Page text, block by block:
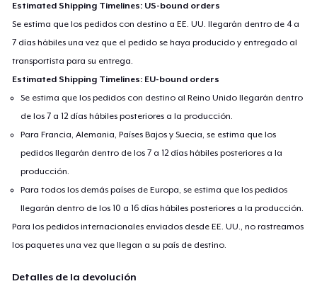
Estimated Shipping Timelines: US-bound orders
Se estima que los pedidos con destino a EE. UU. llegarán dentro de 4 a
7 días hábiles una vez que el pedido se haya producido y entregado al
transportista para su entrega.
Estimated Shipping Timelines: EU-bound orders
Se estima que los pedidos con destino al Reino Unido llegarán dentro
de los 7 a 12 días hábiles posteriores a la producción.
Para Francia, Alemania, Países Bajos y Suecia, se estima que los
pedidos llegarán dentro de los 7 a 12 días hábiles posteriores a la
producción.
Para todos los demás países de Europa, se estima que los pedidos
llegarán dentro de los 10 a 16 días hábiles posteriores a la producción.
Para los pedidos internacionales enviados desde EE. UU., no rastreamos
los paquetes una vez que llegan a su país de destino.
Detalles de la devolución